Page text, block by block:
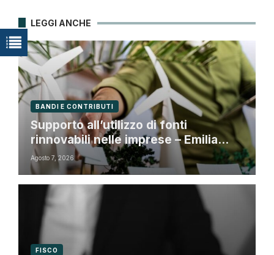
LEGGI ANCHE
BANDI E CONTRIBUTI
Supporto all’utilizzo di fonti
rinnovabili nelle imprese – Emilia
Romagna
Agosto 7, 2026
FISCO